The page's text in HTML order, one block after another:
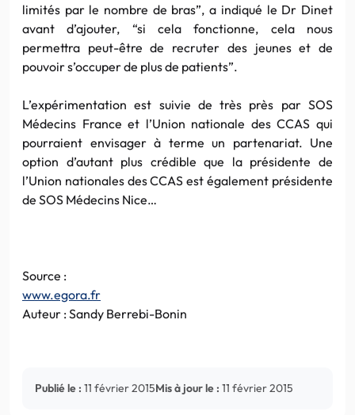
limités par le nombre de bras”, a indiqué le Dr Dinet
avant d’ajouter, “si cela fonctionne, cela nous
permettra peut-être de recruter des jeunes et de
pouvoir s’occuper de plus de patients”.
L’expérimentation est suivie de très près par SOS
Médecins France et l’Union nationale des CCAS qui
pourraient envisager à terme un partenariat. Une
option d’autant plus crédible que la présidente de
l’Union nationales des CCAS est également présidente
de SOS Médecins Nice…
Source :
www.egora.fr
Auteur : Sandy Berrebi-Bonin
Publié le : 11 février 2015Mis à jour le : 11 février 2015